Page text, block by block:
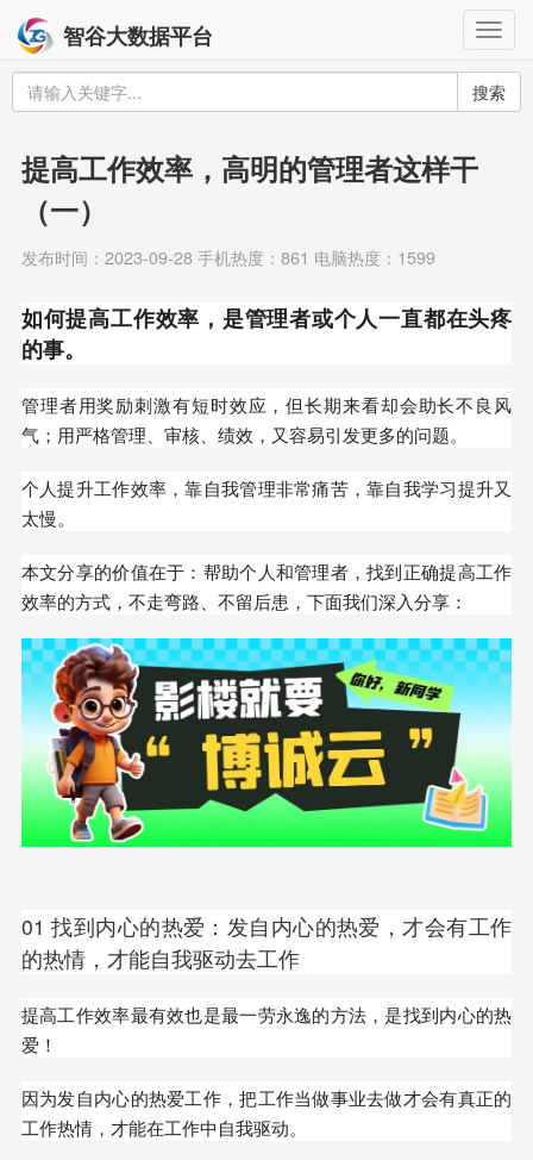
智谷大数据平台
搜索
提高工作效率，高明的管理者这样干
（一）
发布时间：2023-09-28 手机热度：861 电脑热度：1599
如何提高工作效率，是管理者或个人一直都在头疼
的事。
管理者用奖励刺激有短时效应，但长期来看却会助长不良风
气；用严格管理、审核、绩效，又容易引发更多的问题。
个人提升工作效率，靠自我管理非常痛苦，靠自我学习提升又
太慢。
本文分享的价值在于：帮助个人和管理者，找到正确提高工作
效率的方式，不走弯路、不留后患，下面我们深入分享：
01 找到内心的热爱：发自内心的热爱，才会有工作
的热情，才能自我驱动去工作
提高工作效率最有效也是最一劳永逸的方法，是找到内心的热
爱！
因为发自内心的热爱工作，把工作当做事业去做才会有真正的
工作热情，才能在工作中自我驱动。